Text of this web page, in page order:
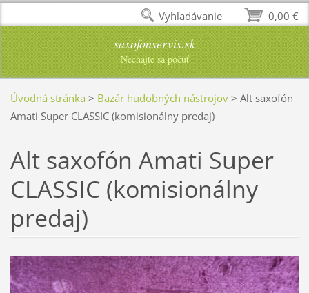
saxofonservis.sk
Nechajte sa počuť
Úvodná stránka > Bazár hudobných nástrojov > Alt saxofón
Amati Super CLASSIC (komisionálny predaj)
Alt saxofón Amati Super
CLASSIC (komisionálny
predaj)
0,00 €
Vyhľadávanie